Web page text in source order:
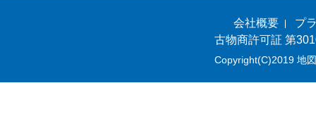
会社概要
プ
古物商許可証 第
Copyright(C)2019 地